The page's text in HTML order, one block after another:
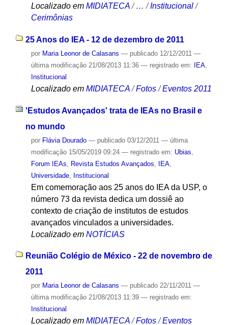
Localizado em MIDIATECA /…/Institucional /
Cerimônias
25 Anos do IEA - 12 de dezembro de 2011
por Maria Leonor de Calasans — publicado12/12/2011 —
última modificação21/08/2013 11:36 — registrado em: IEA,
Institucional
Localizado em MIDIATECA /Fotos /Eventos 2011
'Estudos Avançados' trata de IEAs no Brasil e
no mundo
por Flávia Dourado — publicado03/12/2011 — última
modificação15/05/2019 09:24 — registrado em: Ubias
Forum IEAs
Revista Estudos Avançados IEA,
Universidade, Institucional
Em comemoração aos 25 anos do IEA da USP, o
número 73 da revista dedica um dossiê ao
contexto de criação de institutos de estudos
avançados vinculados a universidades.
Localizado em NOTÍCIAS
Reunião Colégio de México - 22 de novembro de
2011
por Maria Leonor de Calasans — publicado22/11/2011 —
última modificação21/08/2013 11:39 — registrado em:
Institucional
Localizado em MIDIATECA /Fotos /Eventos